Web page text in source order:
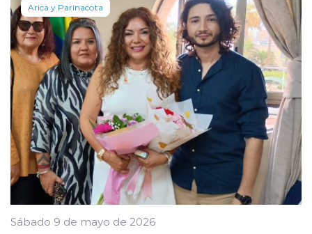
Arica y Parinacota
Sábado 9 de mayo de 2026